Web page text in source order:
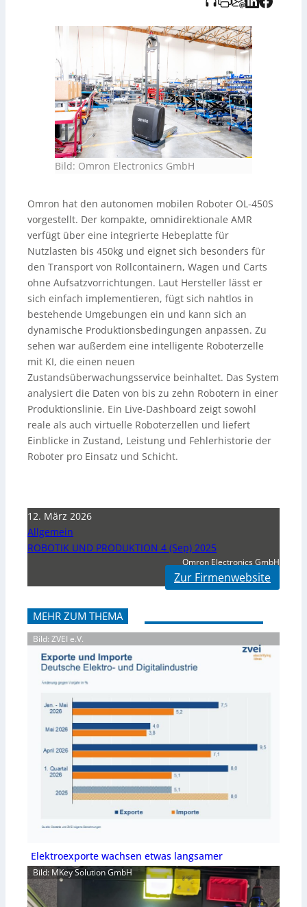
Bild: Omron Electronics GmbH
Omron hat den autonomen mobilen Roboter OL-450S
vorgestellt. Der kompakte, omnidirektionale AMR
verfügt über eine integrierte Hebeplatte für
Nutzlasten bis 450kg und eignet sich besonders für
den Transport von Rollcontainern, Wagen und Carts
ohne Aufsatzvorrichtungen. Laut Hersteller lässt er
sich einfach implementieren, fügt sich nahtlos in
bestehende Umgebungen ein und kann sich an
dynamische Produktionsbedingungen anpassen. Zu
sehen war außerdem eine intelligente Roboterzelle
mit KI, die einen neuen
Zustandsüberwachungsservice beinhaltet. Das System
analysiert die Daten von bis zu zehn Robotern in einer
Produktionslinie. Ein Live-Dashboard zeigt sowohl
reale als auch virtuelle Roboterzellen und liefert
Einblicke in Zustand, Leistung und Fehlerhistorie der
Roboter pro Einsatz und Schicht.
12. März 2026
Allgemein
ROBOTIK UND PRODUKTION 4 (Sep) 2025
Omron Electronics GmbH
Zur Firmenwebsite
MEHR ZUM THEMA
Bild: ZVEI e.V.
Elektroexporte wachsen etwas langsamer
Bild: MKey Solution GmbH